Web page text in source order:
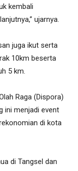
kembali
ujarnya.
juga ikut serta
10km beserta
5 km.
Raga (Dispora)
ini menjadi event
di kota
di Tangsel dan